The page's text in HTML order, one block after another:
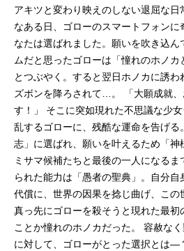
アキツと変わり映えのしない退屈な日
なある日、ゴローのスマートフォンに
なたは選ばれました。願いを吹き込
ムだと思ったゴローは「憧れのホノカ
とつぶやく。すると翌日ホノカに誘
ズボンを降ろされて…。 「大願成就
す！」 そこに突如現れた不思議な少
乱するゴローに、残酷な運命を告げ
志」に選ばれ、願いを叶えるため「神
ミサマ候補たちと最後の一人になるま
られた能力は「愚者の聖典」。自分
代償に、世界の因果を捻じ曲げ、この
真っ先にゴローを殺そうと現れた最初
ことか憧れのホノカだった。 容赦な
に対して、ゴローがとった選択とは―